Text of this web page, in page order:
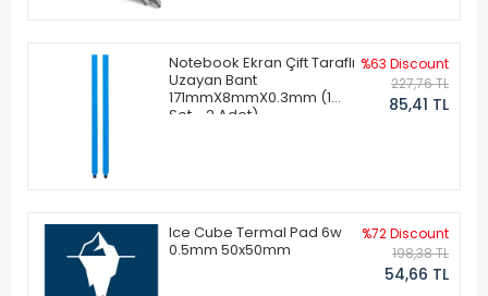
Notebook Ekran Çift Taraflı
Uzayan Bant
171mmX8mmX0.3mm (1
Set - 2 Adet)
%63 Discount
227,76 TL
85,41 TL
Ice Cube Termal Pad 6w
0.5mm 50x50mm
%72 Discount
198,38 TL
54,66 TL